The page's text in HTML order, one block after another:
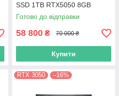
SSD 1TB RTX5050 8GB
ANV15-52 (NH.U1PAA.002)
12691
Готово до відправки
58 800 ₴ 70 000 ₴
Купити
RTX 3050 –16%